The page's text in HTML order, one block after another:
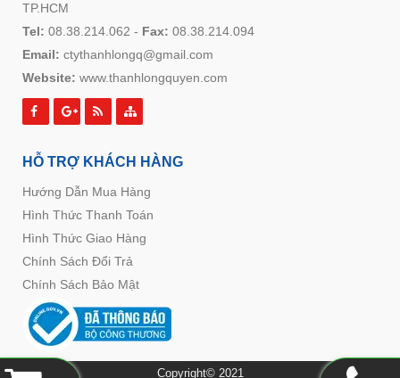
TP.HCM
Tel: 08.38.214.062 - Fax: 08.38.214.094
Email: ctythanhlongq@gmail.com
Website: www.thanhlongquyen.com
HỖ TRỢ KHÁCH HÀNG
Hướng Dẫn Mua Hàng
Hình Thức Thanh Toán
Hình Thức Giao Hàng
Chính Sách Đổi Trả
Chính Sách Bảo Mật
Copyright© 2021